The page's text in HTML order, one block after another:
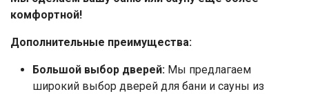
комфортной!
Дополнительные преимущества:
Большой выбор дверей: Мы предлагаем
широкий выбор дверей для бани и сауны из